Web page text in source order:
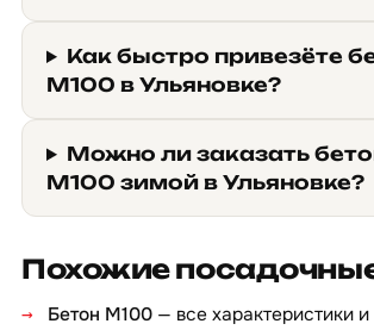
Как быстро привезёте
М100 в Ульяновке?
Можно ли заказать
М100 зимой в Ульяновке?
Похожие
Бетон М100 — все характеристики